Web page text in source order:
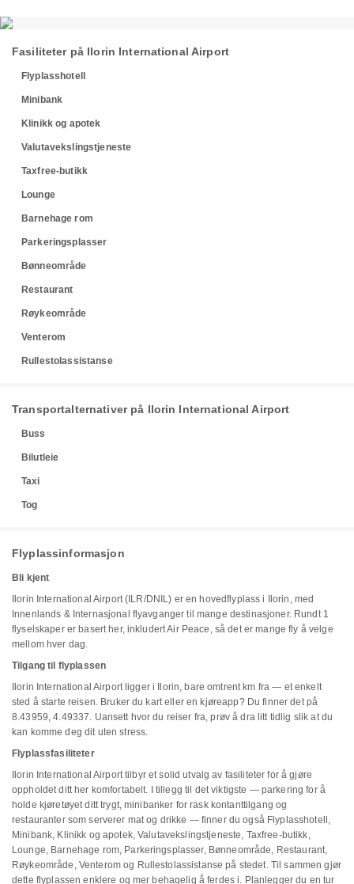
Fasiliteter på Ilorin International Airport
Flyplasshotell
Minibank
Klinikk og apotek
Valutavekslingstjeneste
Taxfree-butikk
Lounge
Barnehage rom
Parkeringsplasser
Bønneområde
Restaurant
Røykeområde
Venterom
Rullestolassistanse
Transportalternativer på Ilorin International Airport
Buss
Bilutleie
Taxi
Tog
Flyplassinformasjon
Bli kjent
Ilorin International Airport (ILR/DNIL) er en hovedflyplass i Ilorin, med
Innenlands & Internasjonal flyavganger til mange destinasjoner. Rundt 1
flyselskaper er basert her, inkludert Air Peace, så det er mange fly å velge
mellom hver dag.
Tilgang til flyplassen
Ilorin International Airport ligger i Ilorin, bare omtrent km fra — et enkelt
sted å starte reisen. Bruker du kart eller en kjøreapp? Du finner det på
8.43959, 4.49337. Uansett hvor du reiser fra, prøv å dra litt tidlig slik at du
kan komme deg dit uten stress.
Flyplassfasiliteter
Ilorin International Airport tilbyr et solid utvalg av fasiliteter for å gjøre
oppholdet ditt her komfortabelt. I tillegg til det viktigste — parkering for å
holde kjøretøyet ditt trygt, minibanker for rask kontanttilgang og
restauranter som serverer mat og drikke — finner du også Flyplasshotell,
Minibank, Klinikk og apotek, Valutavekslingstjeneste, Taxfree-butikk,
Lounge, Barnehage rom, Parkeringsplasser, Bønneområde, Restaurant,
Røykeområde, Venterom og Rullestolassistanse på stedet. Til sammen gjør
dette flyplassen enklere og mer behagelig å ferdes i. Planlegger du en tur